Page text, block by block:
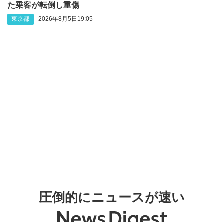
た乗客が転倒し重傷
東京都 2026年8月5日19:05
圧倒的にニュースが速い